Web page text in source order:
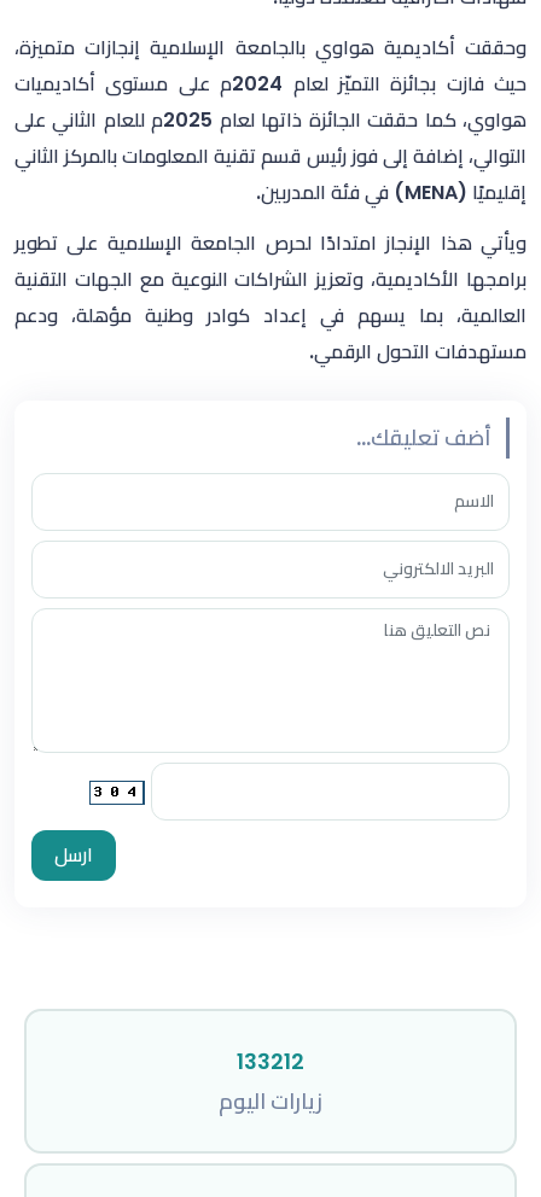
وحققت أكاديمية هواوي بالجامعة الإسلامية إنجازات متميزة،
حيث فازت بجائزة التميّز لعام 2024م على مستوى أكاديميات
هواوي، كما حققت الجائزة ذاتها لعام 2025م للعام الثاني على
التوالي، إضافة إلى فوز رئيس قسم تقنية المعلومات بالمركز الثاني
إقليميًا (MENA) في فئة المدربين.
ويأتي هذا الإنجاز امتدادًا لحرص الجامعة الإسلامية على تطوير
برامجها الأكاديمية، وتعزيز الشراكات النوعية مع الجهات التقنية
العالمية، بما يسهم في إعداد كوادر وطنية مؤهلة، ودعم
مستهدفات التحول الرقمي.
أضف تعليقك...
ارسل
133212
زيارات اليوم